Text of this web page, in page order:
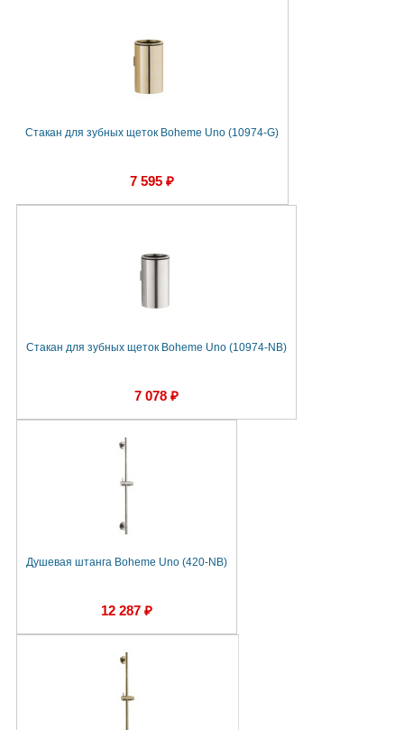
Стакан для зубных щеток Boheme Uno (10974-G)
7 595 ₽
Стакан для зубных щеток Boheme Uno (10974-NB)
7 078 ₽
Душевая штанга Boheme Uno (420-NB)
12 287 ₽